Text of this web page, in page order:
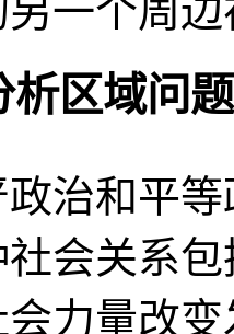
一个周
析区域问题
政治和平
会关系
力量改